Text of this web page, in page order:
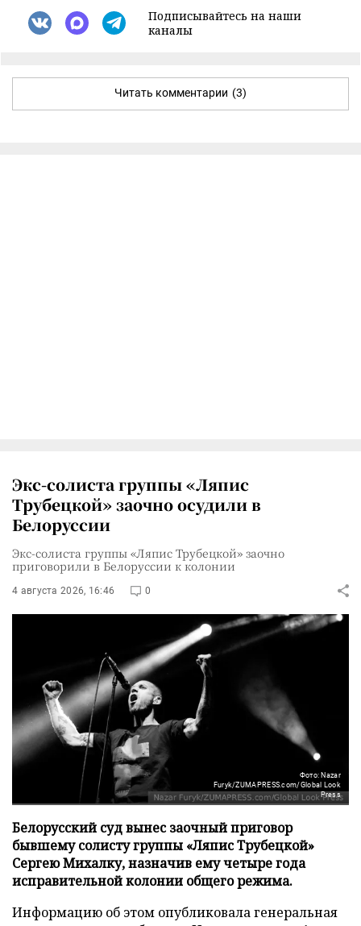
Подписывайтесь на наши
каналы
Читать комментарии (3)
Экс-солиста группы «Ляпис
Трубецкой» заочно осудили в
Белоруссии
Экс-солиста группы «Ляпис Трубецкой» заочно
приговорили в Белоруссии к колонии
4 августа 2026, 16:46 0
Фото: Nazar
Furyk/ZUMAPRESS.com/Global Look
Press
Белорусский суд вынес заочный приговор
бывшему солисту группы «Ляпис Трубецкой»
Сергею Михалку, назначив ему четыре года
исправительной колонии общего режима.
Информацию об этом опубликовала генеральная